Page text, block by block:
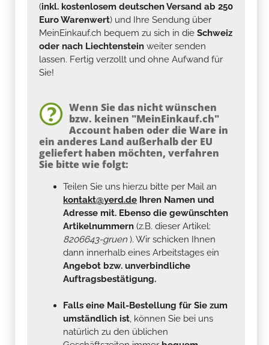
(inkl. kostenlosem deutschen Versand ab 250
Euro Warenwert) und Ihre Sendung über
MeinEinkauf.ch bequem zu sich in die Schweiz
oder nach Liechtenstein weiter senden
lassen. Fertig verzollt und ohne Aufwand für
Sie!
Wenn Sie das nicht wünschen
bzw. keinen "MeinEinkauf.ch"
Account haben oder die Ware in
ein anderes Land außerhalb der EU
geliefert haben möchten, verfahren
Sie bitte wie folgt:
Teilen Sie uns hierzu bitte per Mail an
kontakt@yerd.de Ihren Namen und
Adresse mit. Ebenso die gewünschten
Artikelnummern (z.B. dieser Artikel:
8206643-gruen ). Wir schicken Ihnen
dann innerhalb eines Arbeitstages ein
Angebot bzw. unverbindliche
Auftragsbestätigung.
Falls eine Mail-Bestellung für Sie zum
umständlich ist, können Sie bei uns
natürlich zu den üblichen